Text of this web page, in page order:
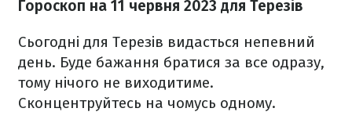
Гороскоп на 11 червня 2023 для Терезів
Сьогодні для Терезів видасться непевний
день. Буде бажання братися за все одразу,
тому нічого не виходитиме.
Сконцентруйтесь на чомусь одному.